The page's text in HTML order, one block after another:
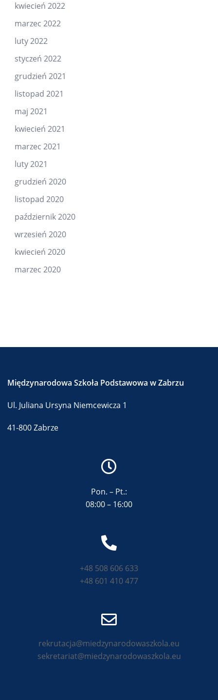
kwiecień 2022
marzec 2022
luty 2022
styczeń 2022
grudzień 2021
listopad 2021
maj 2021
kwiecień 2021
marzec 2021
luty 2021
grudzień 2020
listopad 2020
październik 2020
wrzesień 2020
kwiecień 2020
marzec 2020
Międzynarodowa Szkoła Podstawowa w Zabrzu
Ul. Juliana Ursyna Niemcewicza 1
41-800 Zabrze
Pon. – Pt.:
08:00 – 16:00
+48 508 606 633
+48 601 410 477
rekrutacja@miedzynarodowaszkola.eu
sekretariat@miedzynarodowaszkola.eu